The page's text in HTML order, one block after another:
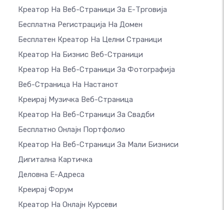
Креатор На Веб-Страници За Е-Трговија
Бесплатна Регистрација На Домен
Бесплатен Креатор На Целни Страници
Креатор На Бизнис Веб-Страници
Креатор На Веб-Страници За Фотографија
Веб-Страница На Настанот
Креирај Музичка Веб-Страница
Креатор На Веб-Страници За Свадби
Бесплатно Онлајн Портфолио
Креатор На Веб-Страници За Мали Бизниси
Дигитална Картичка
Деловна Е-Адреса
Креирај Форум
Креатор На Онлајн Курсеви